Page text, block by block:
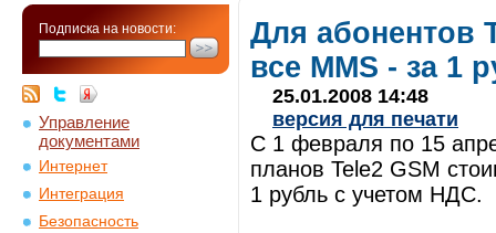
Подписка на новости:
Управление
документами
Интернет
Интеграция
Безопасность
Для абонентов
все MMS - за 1
25.01.2008 14:48
версия для печати
С 1 февраля по 15
планов Tele2 GSM
1 рубль с учетом НДС.